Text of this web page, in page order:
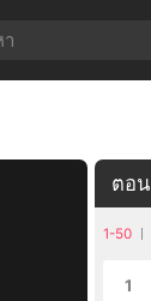
ตอน
1-50
1